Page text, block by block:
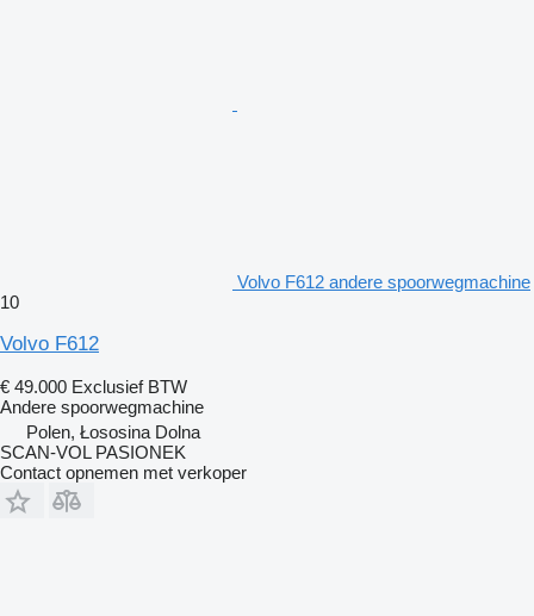
Volvo F612 andere spoorwegmachine
10
Volvo F612
€ 49.000 Exclusief BTW
Andere spoorwegmachine
Polen, Łososina Dolna
SCAN-VOL PASIONEK
Contact opnemen met verkoper